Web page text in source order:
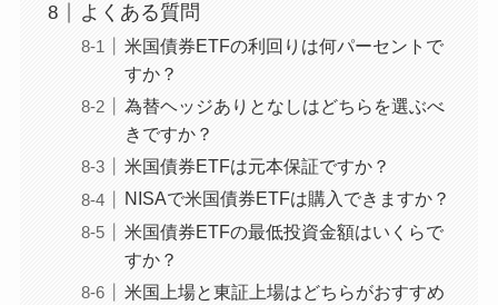
よくある質問
米国債券ETFの利回りは何パーセントで
すか？
為替ヘッジありとなしはどちらを選ぶべ
きですか？
米国債券ETFは元本保証ですか？
NISAで米国債券ETFは購入できますか？
米国債券ETFの最低投資金額はいくらで
すか？
米国上場と東証上場はどちらがおすすめ